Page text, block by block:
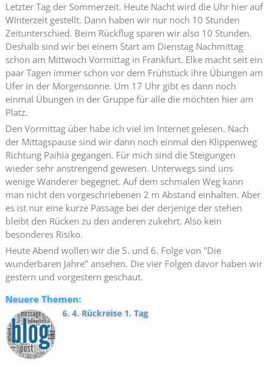
Letzter Tag der Sommerzeit. Heute Nacht wird die Uhr hier auf
WInterzeit gestellt. Dann haben wir nur noch 10 Stunden
Zeitunterschied. Beim Rückflug sparen wir also 10 Stunden.
Deshalb sind wir bei einem Start am Dienstag Nachmittag
schon am Mittwoch Vormittag in Frankfurt. Elke macht seit ein
paar Tagen immer schon vor dem Frühstück ihre Übungen am
Ufer in der Morgensonne. Um 17 Uhr gibt es dann noch
einmal Übungen in der Gruppe für alle die möchten hier am
Platz.
Den Vormittag über habe ich viel im Internet gelesen. Nach
der Mittagspause sind wir dann noch einmal den Klippenweg
Richtung Paihia gegangen. Für mich sind die Steigungen
wieder sehr anstrengend gewesen. Unterwegs sind uns
wenige Wanderer begegnet. Auf dem schmalen Weg kann
man nicht den vorgeschriebenen 2 m Abstand einhalten. Aber
es ist nur eine kurze Passage bei der derjenige der stehen
bleibt den Rücken zu den anderen zukehrt. Also kein
besonderes Risiko.
Heute Abend wollen wir die 5. und 6. Folge von "Die
wunderbaren Jahre" ansehen. Die vier Folgen davor haben wir
gestern und vorgestern geschaut.
Neuere Themen:
6. 4. Rückreise 1. Tag